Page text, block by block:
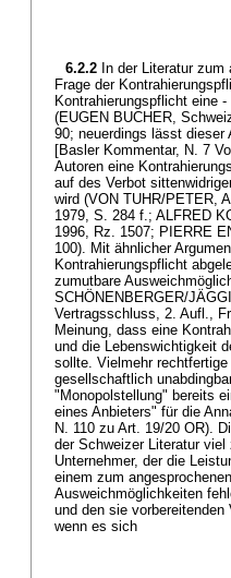
6.2.2 In der Literatur
Frage der
Kontrahierungspflicht eine
(EUGEN BUCHER,
90; neuerdings lässt dieser
[Basler Kommentar, N. 7
Autoren eine
auf des Verbot
wird (VON TUHR/PETER,
1979, S. 284 f.; ALFRED
1996, Rz. 1507; PIERRE
100). Mit ähnlicher
Kontrahierungspflicht
zumutbare
SCHÖNENBERGER/
Vertragsschluss, 2. Aufl.,
Meinung, dass eine
und die Lebenswichtigkeit
sollte. Vielmehr
gesellschaftlich
"Monopolstellung" bereits
eines Anbieters" für die
N. 110 zu Art. 19/20 OR).
der Schweizer Literatur
Unternehmer, der die
einem zum
Ausweichmöglichkeiten
und den sie
wenn es sich